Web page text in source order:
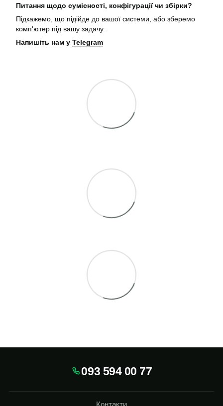
Питання щодо сумісності, конфігурації чи збірки?
Підкажемо, що підійде до вашої системи, або зберемо
комп'ютер під вашу задачу.
Напишіть нам у Telegram
093 594 00 77
Контакти